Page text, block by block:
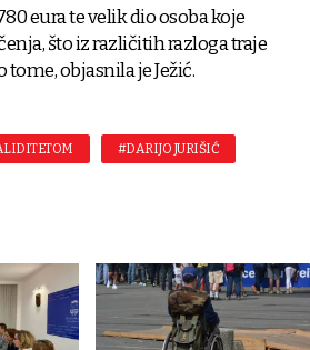
eura te velik dio osoba koje
što iz različitih razloga traje
objasnila je Ježić.
#DARIJO JURIŠIĆ